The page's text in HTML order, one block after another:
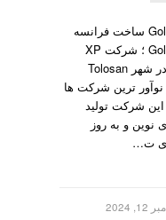
فلزیاب Gold Maxx Power ساخت فرانسه
فلزیاب Gold Maxx Power ؛ شرکت XP
Metal Detectors واقع در شهر Tolosan
ترین شرکت ها
شرکت تولید
و به روز
ت…
2024